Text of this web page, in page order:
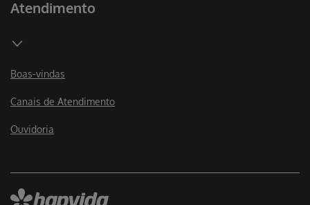
Atendimento
Boas-vindas
Canais de Atendimento
Ouvidoria